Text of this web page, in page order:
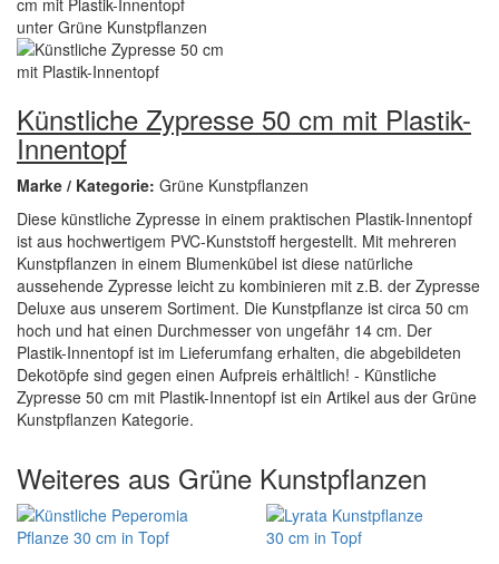
Künstliche Zypresse 50 cm mit Plastik-
Innentopf
Marke / Kategorie: Grüne Kunstpflanzen
Diese künstliche Zypresse in einem praktischen Plastik-Innentopf
ist aus hochwertigem PVC-Kunststoff hergestellt. Mit mehreren
Kunstpflanzen in einem Blumenkübel ist diese natürliche
aussehende Zypresse leicht zu kombinieren mit z.B. der Zypresse
Deluxe aus unserem Sortiment. Die Kunstpflanze ist circa 50 cm
hoch und hat einen Durchmesser von ungefähr 14 cm. Der
Plastik-Innentopf ist im Lieferumfang erhalten, die abgebildeten
Dekotöpfe sind gegen einen Aufpreis erhältlich! - Künstliche
Zypresse 50 cm mit Plastik-Innentopf ist ein Artikel aus der Grüne
Kunstpflanzen Kategorie.
Weiteres aus Grüne Kunstpflanzen